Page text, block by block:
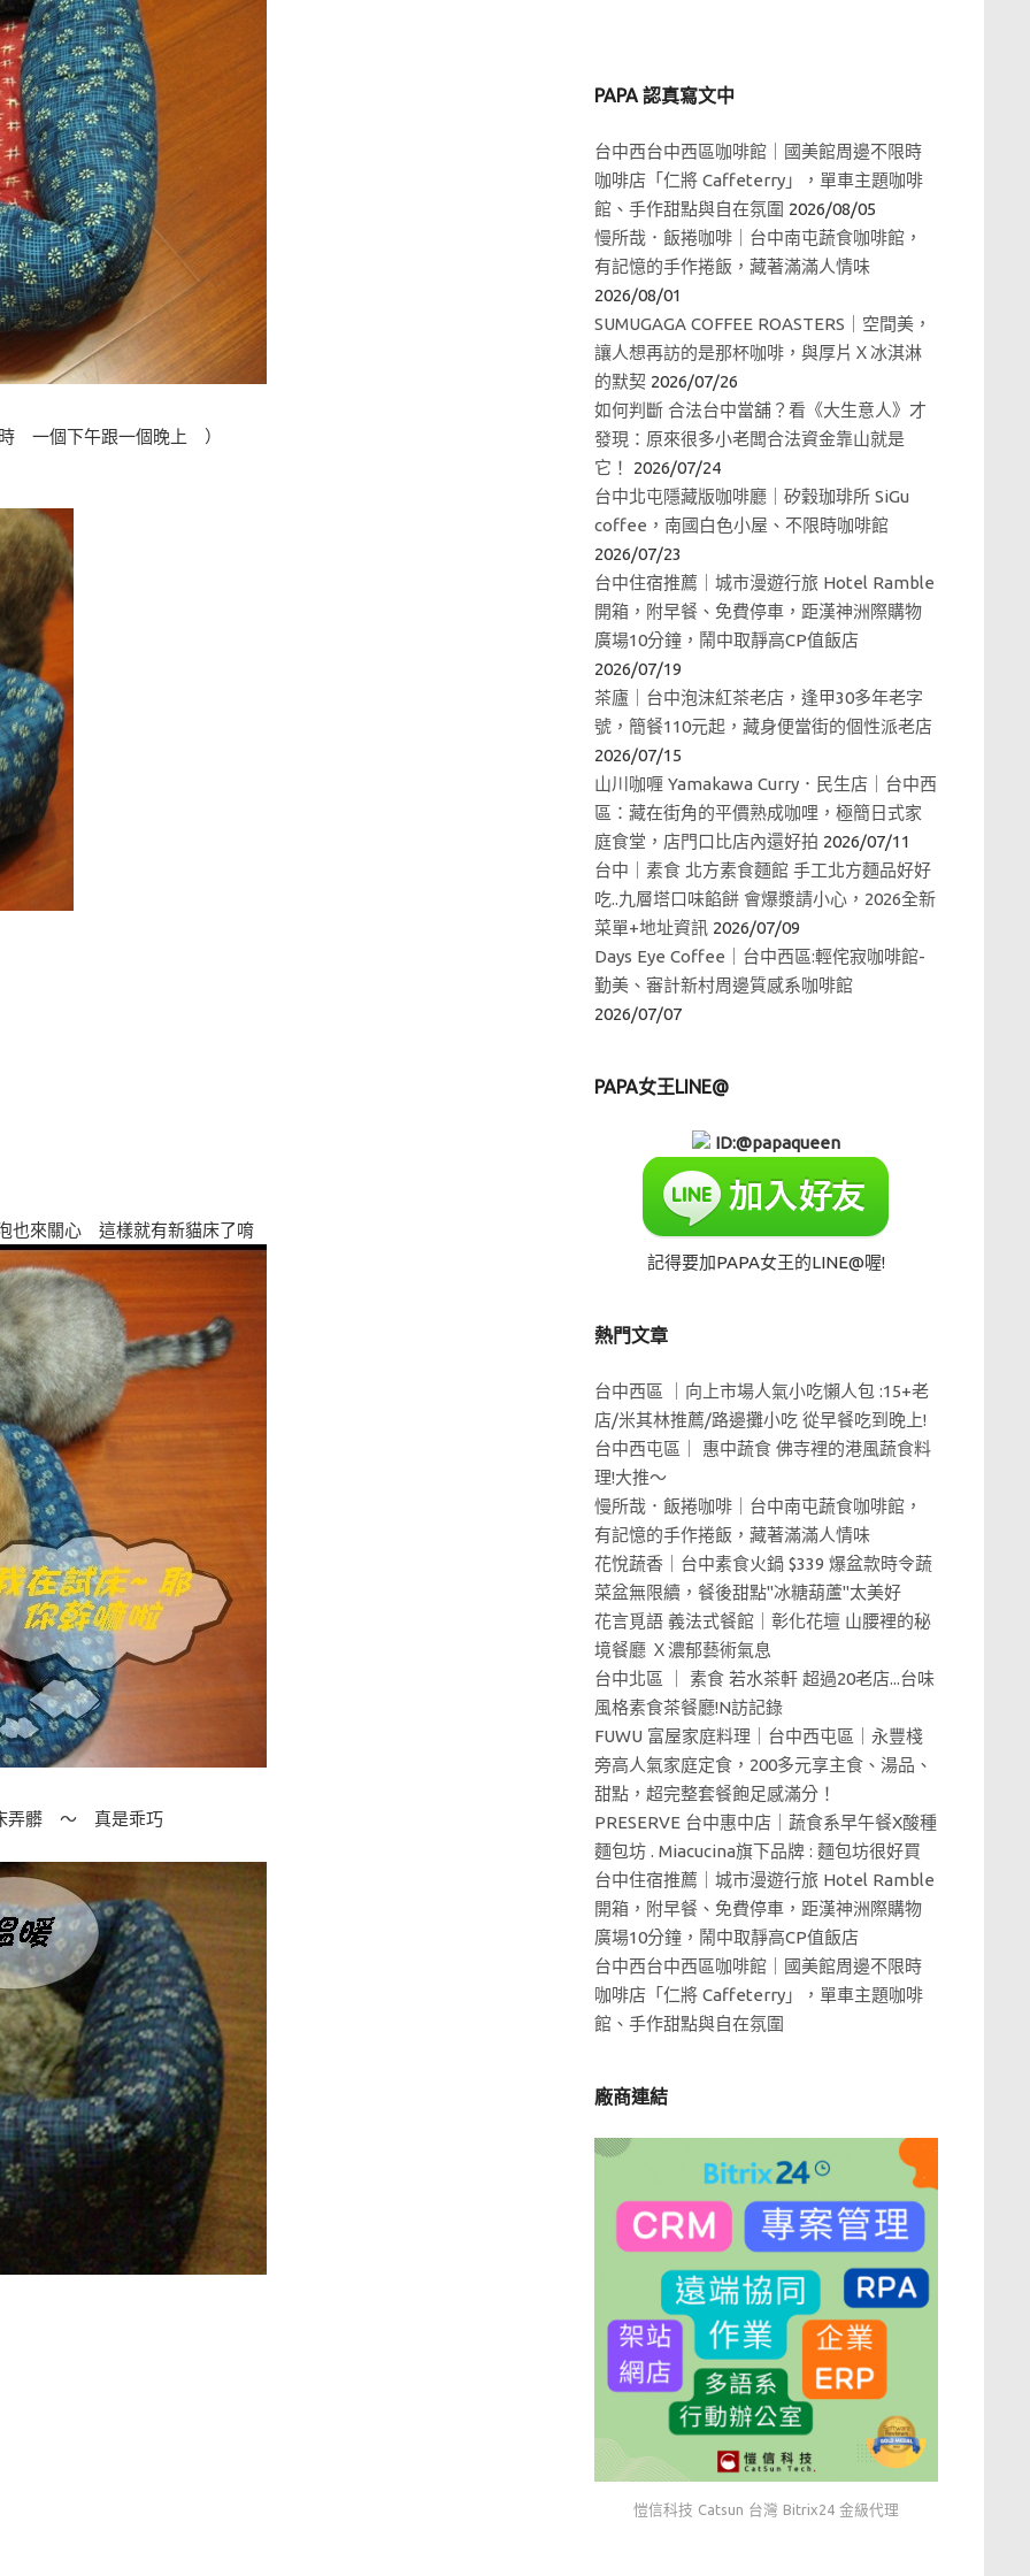
時 一個下午跟一個晚上 ）
來關心 這樣就有新貓床了唷
床弄髒 ～ 真是乖巧
PAPA 認真寫文中
台中西台中西區咖啡館｜國美館周邊不限時
咖啡店「仁將 Caffeterry」，單車主題咖啡
館、手作甜點與自在氛圍 2026/08/05
慢所哉．飯捲咖啡｜台中南屯蔬食咖啡館，
有記憶的手作捲飯，藏著滿滿人情味
2026/08/01
SUMUGAGA COFFEE ROASTERS｜空間美，
讓人想再訪的是那杯咖啡，與厚片Ｘ冰淇淋
的默契 2026/07/26
如何判斷 合法台中當舖？看《大生意人》才
發現：原來很多小老闆合法資金靠山就是
它！
2026/07/24
台中北屯隱藏版咖啡廳｜矽穀珈琲所 SiGu
coffee，南國白色小屋、不限時咖啡館
2026/07/23
台中住宿推薦｜城市漫遊行旅 Hotel Ramble
開箱，附早餐、免費停車，距漢神洲際購物
廣場10分鐘，鬧中取靜高CP值飯店
2026/07/19
茶廬｜台中泡沫紅茶老店，逢甲30多年老字
號，簡餐110元起，藏身便當街的個性派老店
2026/07/15
山川咖喱 Yamakawa Curry．民生店｜台中西
區：藏在街角的平價熟成咖哩，極簡日式家
庭食堂，店門口比店內還好拍 2026/07/11
台中｜素食 北方素食麵館 手工北方麵品好好
吃..九層塔口味餡餅 會爆漿請小心，2026全新
菜單+地址資訊 2026/07/09
Days Eye Coffee｜台中西區:輕侘寂咖啡館-
勤美、審計新村周邊質感系咖啡館
2026/07/07
PAPA女王LINE@
ID:@papaqueen
記得要加PAPA女王的LINE@喔!
熱門文章
台中西區 ｜向上市場人氣小吃懶人包 :15+老
店/米其林推薦/路邊攤小吃 從早餐吃到晚上!
台中西屯區｜ 惠中蔬食 佛寺裡的港風蔬食料
理!大推～
慢所哉．飯捲咖啡｜台中南屯蔬食咖啡館，
有記憶的手作捲飯，藏著滿滿人情味
花悅蔬香｜台中素食火鍋 $339 爆盆款時令蔬
菜盆無限續，餐後甜點"冰糖葫蘆"太美好
花言覓語 義法式餐館｜彰化花壇 山腰裡的秘
境餐廳 Ｘ濃郁藝術氣息
台中北區 ｜ 素食 若水茶軒 超過20老店...台味
風格素食茶餐廳!N訪記錄
FUWU 富屋家庭料理｜台中西屯區｜永豐棧
旁高人氣家庭定食，200多元享主食、湯品、
甜點，超完整套餐飽足感滿分！
PRESERVE 台中惠中店｜蔬食系早午餐X酸種
麵包坊 . Miacucina旗下品牌 : 麵包坊很好買
台中住宿推薦｜城市漫遊行旅 Hotel Ramble
開箱，附早餐、免費停車，距漢神洲際購物
廣場10分鐘，鬧中取靜高CP值飯店
台中西台中西區咖啡館｜國美館周邊不限時
咖啡店「仁將 Caffeterry」，單車主題咖啡
館、手作甜點與自在氛圍
廠商連結
愷信科技 Catsun 台灣 Bitrix24 金級代理